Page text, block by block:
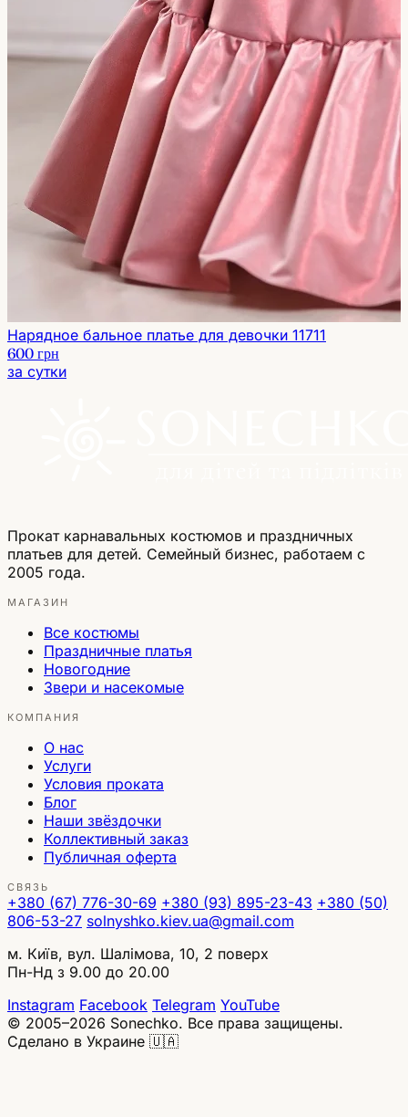
Нарядное бальное платье для девочки 11711
600 грн
за сутки
Прокат карнавальных костюмов и праздничных
платьев для детей. Семейный бизнес, работаем с
2005 года.
МАГАЗИН
Все костюмы
Праздничные платья
Новогодние
Звери и насекомые
КОМПАНИЯ
О нас
Услуги
Условия проката
Блог
Наши звёздочки
Коллективный заказ
Публичная оферта
СВЯЗЬ
+380 (67) 776-30-69 +380 (93) 895-23-43 +380 (50)
806-53-27 solnyshko.kiev.ua@gmail.com
м. Київ, вул. Шалімова, 10, 2 поверх
Пн-Нд з 9.00 до 20.00
Instagram Facebook Telegram YouTube
© 2005–2026 Sonechko. Все права защищены.
Сделано в Украине 🇺🇦